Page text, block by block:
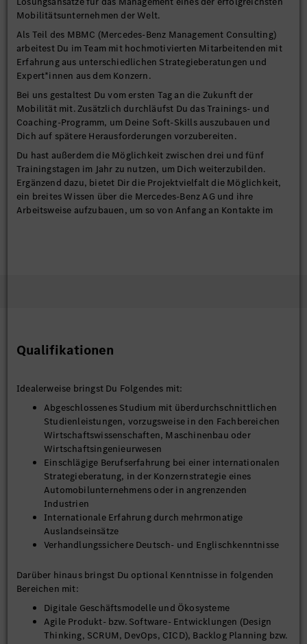
Mobilitätsunternehmen der Welt.
Als Teil des MBMC (Mercedes-Benz Management Consulting)
arbeitest Du im Team mit hochmotivierten Mitarbeitenden mit
Erfahrung aus unterschiedlichen Strategieberatungen und
Expert*innen aus dem Konzern.
Bei uns gestaltest Du vom ersten Tag an die Zukunft der
Mobilität mit. Zusätzlich durchläufst Du das Trainings- und
Coaching-Programm, um Deine Soft-Skills auszubauen und
Dich auf spätere Herausforderungen vorzubereiten.
Du hast außerdem die Möglichkeit zwischen drei und fünf
Trainingstagen im Jahr zu nutzen, um Dich weiterzubilden.
Ergänzend dazu, bietet Dir die Projektvielfalt die Möglichkeit,
ein breites Wissen über die Mercedes-Benz AG und ihre
Arbeitsweise aufzubauen, um so von Anfang an Kontakte im
Fragestellungen
Verantwortung für die erfolgreiche Umsetzung von
Teilarbeitspaketen
Steuerung von Teams bei der Erarbeitung einzelner
Arbeitspakete
Ableitung von neuen konzeptionellen Ansätzen und
Methoden für zukünftige Projekte
Qualifikationen
Idealerweise bringst Du Folgendes mit:
Abgeschlossenes Studium mit überdurchschnittlichen
Studienleistungen, vorzugsweise in den Fachbereichen
Wirtschaftswissenschaften, Maschinenbau oder
Wirtschaftsingenieurwesen
Einschlägige Berufserfahrung bei einer internationalen
Strategieberatung, in der Konzernstrategie eines
Automobilunternehmens oder in angrenzenden
Industrien
Internationale Erfahrung durch mehrmonatige
Auslandseinsätze
Verhandlungssichere Deutsch- und Englischkenntnisse
Darüber hinaus bringst Du optional Kenntnisse in folgenden
Bereichen mit:
Digitale Geschäftsmodelle und Ökosysteme
Agile Produkt- bzw. Software- Entwicklungen (Design
Thinking, SCRUM, DevOps, CICD), Backlog Planning bzw.